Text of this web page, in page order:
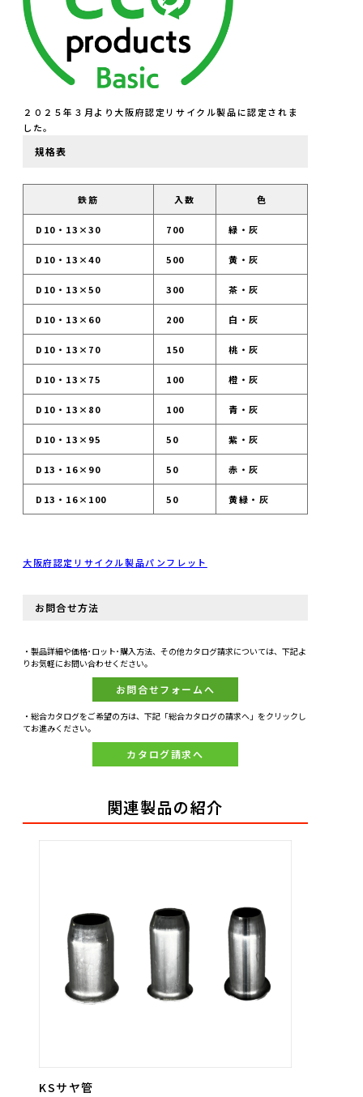
２０２５年３月より大阪府認定リサイクル製品に認定されま
した。
規格表
鉄筋 入数 色
D10・13×30 700 緑・灰
D10・13×40 500 黄・灰
D10・13×50 300 茶・灰
D10・13×60 200 白・灰
D10・13×70 150 桃・灰
D10・13×75 100 橙・灰
D10・13×80 100 青・灰
D10・13×95 50 紫・灰
D13・16×90 50 赤・灰
D13・16×100 50 黄緑・灰
大阪府認定リサイクル製品パンフレット
お問合せ方法
・製品詳細や価格･ロット･購入方法、その他カタログ請求については、下記よ
りお気軽にお問い合わせください。
お問合せフォームへ
・総合カタログをご希望の方は、下記「総合カタログの請求へ」をクリックし
てお進みください。
カタログ請求へ
関連製品の紹介
KSサヤ管